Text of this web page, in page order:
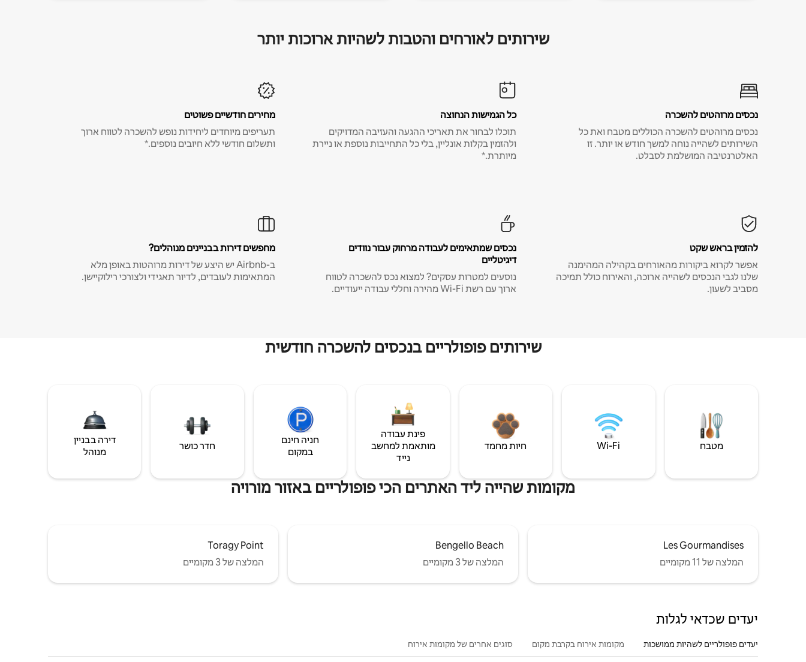
שירותים לאורחים והטבות לשהיות ארוכות יותר
נכסים מרוהטים להשכרה
נכסים מרוהטים להשכרה הכוללים מטבח ואת כל
השירותים לשהייה נוחה למשך חודש או יותר. זו
האלטרנטיבה המושלמת לסבלט.
כל הגמישות הנחוצה
תוכלו לבחור את תאריכי ההגעה והעזיבה המדויקים
ולהזמין בקלות אונליין, בלי כל התחייבות נוספת או ניירת
מיותרת.*
מחירים חודשיים פשוטים
תעריפים מיוחדים ליחידות נופש להשכרה לטווח ארוך
ותשלום חודשי ללא חיובים נוספים.*
להזמין בראש שקט
אפשר לקרוא ביקורות מהאורחים בקהילה המהימנה
שלנו לגבי הנכסים לשהייה ארוכה, והאירוח כולל תמיכה
מסביב לשעון.
נכסים שמתאימים לעבודה מרחוק עבור נוודים
דיגיטליים
נוסעים למטרות עסקים? למצוא נכס להשכרה לטווח
ארוך עם רשת Wi-Fi מהירה וחללי עבודה ייעודיים.
מחפשים דירות בבניינים מנוהלים?
ב-Airbnb יש היצע של דירות מרוהטות באופן מלא
המתאימות לעובדים, לדיור תאגידי ולצורכי רילוקיישן.
שירותים פופולריים בנכסים להשכרה חודשית
מטבח Wi‑Fi חיות מחמד
פינת עבודה
מותאמת למחשב
נייד
חניה חינם
במקום
חדר כושר
דירה בבניין
מנוהל
מקומות שהייה ליד האתרים הכי פופולריים באזור מורויה
Les Gourmandises
המלצה של 11 מקומיים
Bengello Beach
המלצה של 3 מקומיים
Toragy Point
המלצה של 3 מקומיים
יעדים שכדאי לגלות
יעדים פופולריים לשהיות ממושכות מקומות אירוח בקרבת מקום סוגים אחרים של מקומות אירוח